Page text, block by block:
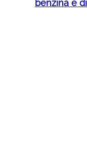
benzina e